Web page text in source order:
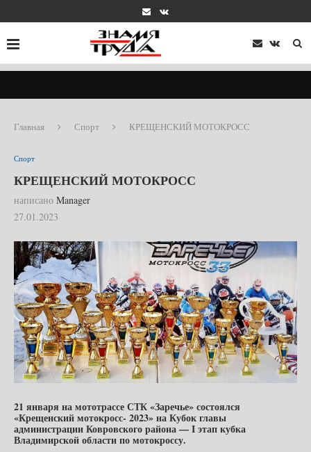
Главная Спорт КРЕЩЕНСКИЙ МОТОКРОСС
Спорт
КРЕЩЕНСКИЙ МОТОКРОСС
написано Manager
27.01.2023
21 января на мототрассе СТК «Заречье» состоялся
«Крещенский мотокросс- 2023» на Кубок главы
администрации Ковровского района — I этап кубка
Владимирской области по мотокроссу.